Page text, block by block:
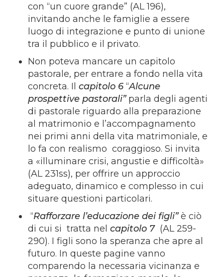
con “un cuore grande” (AL 196),
invitando anche le famiglie a essere
luogo di integrazione e punto di unione
tra il pubblico e il privato.
Non poteva mancare un capitolo
pastorale, per entrare a fondo nella vita
concreta. Ilcapitolo 6“Alcune
prospettive pastorali”parla degli agenti
di pastorale riguardo alla preparazione
al matrimonio e l’accompagnamento
nei primi anni della vita matrimoniale, e
lo fa con realismo coraggioso. Si invita
a «illuminare crisi, angustie e difficoltà»
(AL 231ss), per offrire un approccio
adeguato, dinamico e complesso in cui
situare questioni particolari.
“Rafforzare l’educazione dei figli”è ciò
di cui si tratta nelcapitolo 7 (AL 259-
290). I figli sono la speranza che apre al
futuro. In queste pagine vanno
comparendo la necessaria vicinanza e